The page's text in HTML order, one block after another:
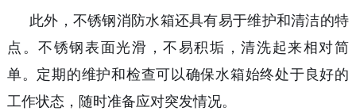
此外，不锈钢消防水箱还具有易于维护和清洁的特
点。不锈钢表面光滑，不易积垢，清洗起来相对简
单。定期的维护和检查可以确保水箱始终处于良好的
工作状态，随时准备应对突发情况。